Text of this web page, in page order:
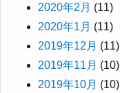
2020年2月 (11)
2020年1月 (11)
2019年12月 (11)
2019年11月 (10)
2019年10月 (10)